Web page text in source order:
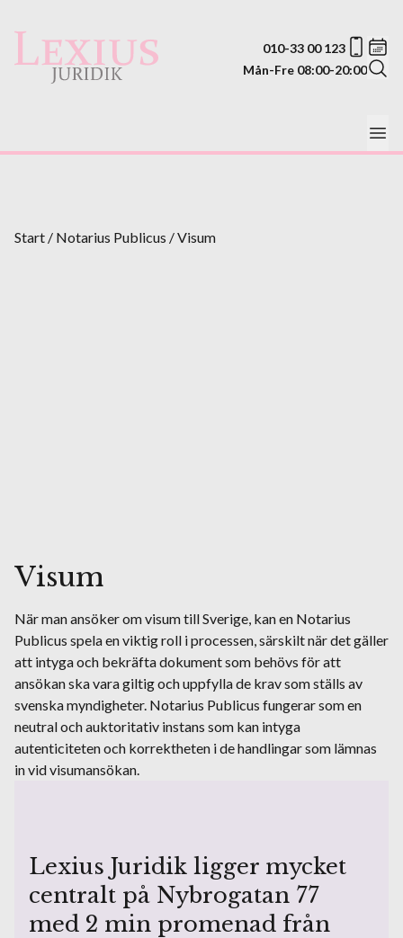
010-33 00 123
Mån-Fre 08:00-20:00
Start / Notarius Publicus /Visum
Visum
När man ansöker om visum till Sverige, kan en Notarius
Publicus spela en viktig roll i processen, särskilt när det gäller
att intyga och bekräfta dokument som behövs för att
ansökan ska vara giltig och uppfylla de krav som ställs av
svenska myndigheter. Notarius Publicus fungerar som en
neutral och auktoritativ instans som kan intyga
autenticiteten och korrektheten i de handlingar som lämnas
in vid visumansökan.
Lexius Juridik ligger mycket
centralt på Nybrogatan 77
med 2 min promenad från